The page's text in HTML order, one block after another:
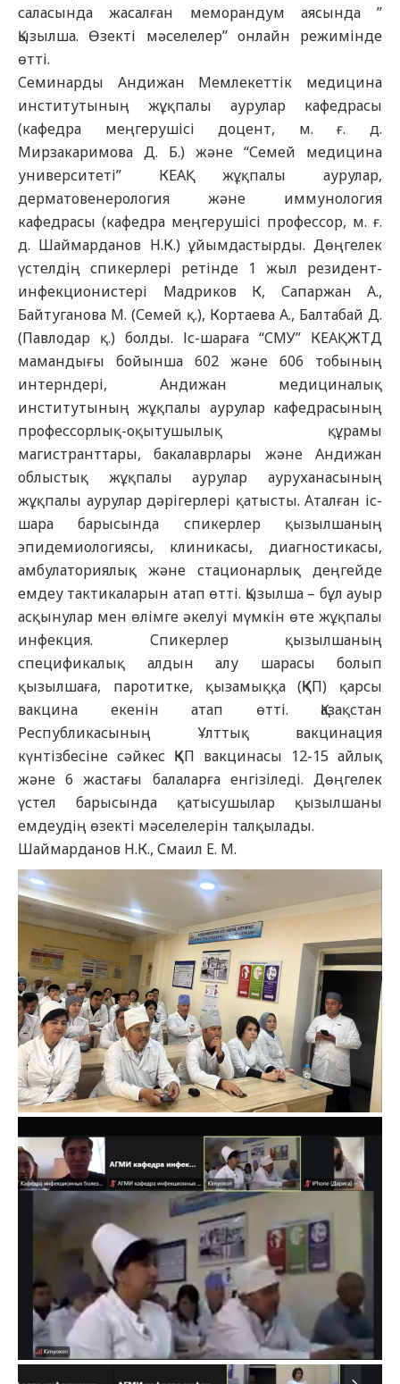
саласында жасалған меморандум аясында ”
Қызылша. Өзекті мәселелер” онлайн режимінде
өтті.
Семинарды Андижан Мемлекеттік медицина
институтының жұқпалы аурулар кафедрасы
(кафедра меңгерушісі доцент, м. ғ. д.
Мирзакаримова Д. Б.) және “Семей медицина
университеті” КЕАҚ жұқпалы аурулар,
дерматовенерология және иммунология
кафедрасы (кафедра меңгерушісі профессор, м. ғ.
д. Шаймарданов Н.К.) ұйымдастырды. Дөңгелек
үстелдің спикерлері ретінде 1 жыл резидент-
инфекционистері Мадриков К, Сапаржан А.,
Байтуганова М. (Семей қ.), Кортаева А., Балтабай Д.
(Павлодар қ.) болды. Іс-шараға “СМУ” КЕАҚ ЖТД
мамандығы бойынша 602 және 606 тобының
интерндері, Андижан медициналық
институтының жұқпалы аурулар кафедрасының
профессорлық-оқытушылық құрамы
магистранттары, бакалаврлары және Андижан
облыстық жұқпалы аурулар ауруханасының
жұқпалы аурулар дәрігерлері қатысты. Аталған іс-
шара барысында спикерлер қызылшаның
эпидемиологиясы, клиникасы, диагностикасы,
амбулаториялық және стационарлық деңгейде
емдеу тактикаларын атап өтті. Қызылша – бұл ауыр
асқынулар мен өлімге әкелуі мүмкін өте жұқпалы
инфекция. Спикерлер қызылшаның
спецификалық алдын алу шарасы болып
қызылшаға, паротитке, қызамыққа (ҚКП) қарсы
вакцина екенін атап өтті. Қазақстан
Республикасының Ұлттық вакцинация
күнтізбесіне сәйкес ҚКП вакцинасы 12-15 айлық
және 6 жастағы балаларға енгізіледі. Дөңгелек
үстел барысында қатысушылар қызылшаны
емдеудің өзекті мәселелерін талқылады.
Шаймарданов Н.К., Смаил Е. М.